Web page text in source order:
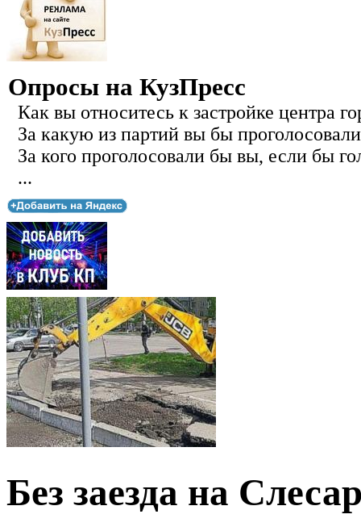
Опросы на КузПресс
Как вы относитесь к застройке центра
За какую из партий вы бы
За кого проголосовали бы вы, если бы
...
Без заезда на